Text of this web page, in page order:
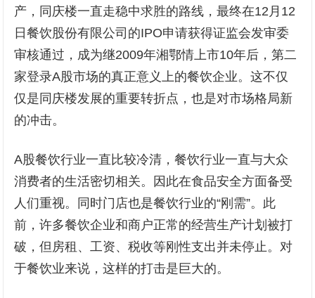
产，同庆楼一直走稳中求胜的路线，最终在12月12
日餐饮股份有限公司的IPO申请获得证监会发审委
审核通过，成为继2009年湘鄂情上市10年后，第二
家登录A股市场的真正意义上的餐饮企业。这不仅
仅是同庆楼发展的重要转折点，也是对市场格局新
的冲击。
A股餐饮行业一直比较冷清，餐饮行业一直与大众
消费者的生活密切相关。因此在食品安全方面备受
人们重视。同时门店也是餐饮行业的“刚需”。此
前，许多餐饮企业和商户正常的经营生产计划被打
破，但房租、工资、税收等刚性支出并未停止。对
于餐饮业来说，这样的打击是巨大的。